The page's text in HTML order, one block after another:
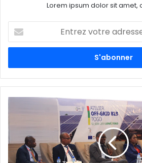
Lorem ipsum dolor sit amet,
Entrez
votre
adresse